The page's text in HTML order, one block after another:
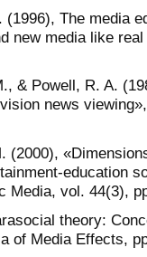
The media
new media like
& Powell, R. A.
news
(2000),
education
Media, vol. 44(3),
theory:
of Media Effects,